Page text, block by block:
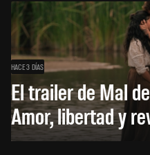
HACE 3 DÍAS
El trailer de Mal
Amor, libertad y